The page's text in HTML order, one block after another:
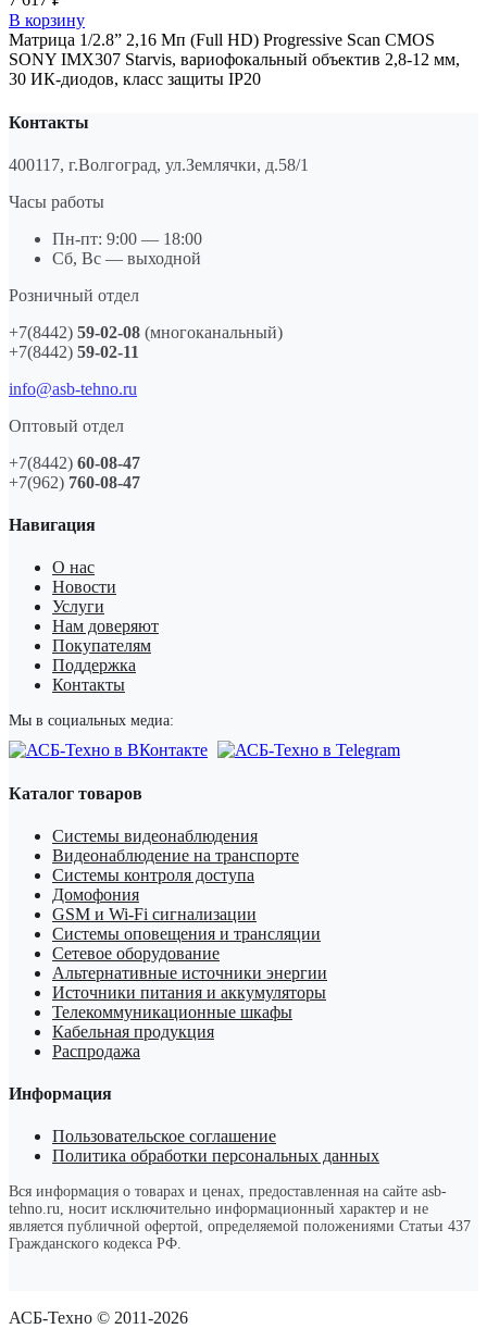
В корзину
Матрица 1/2.8” 2,16 Мп (Full HD) Progressive Scan CMOS
SONY IMX307 Starvis, вариофокальный объектив 2,8-12 мм,
30 ИК-диодов, класс защиты IP20
Контакты
400117, г.Волгоград, ул.Землячки, д.58/1
Часы работы
Пн-пт: 9:00 — 18:00
Сб, Вс — выходной
Розничный отдел
+7(8442) 59-02-08 (многоканальный)
+7(8442) 59-02-11
info@asb-tehno.ru
Оптовый отдел
+7(8442) 60-08-47
+7(962) 760-08-47
Навигация
О нас
Новости
Услуги
Нам доверяют
Покупателям
Поддержка
Контакты
Мы в социальных медиа:
Каталог товаров
Системы видеонаблюдения
Видеонаблюдение на транспорте
Системы контроля доступа
Домофония
GSM и Wi-Fi сигнализации
Системы оповещения и трансляции
Сетевое оборудование
Альтернативные источники энергии
Источники питания и аккумуляторы
Телекоммуникационные шкафы
Кабельная продукция
Распродажа
Информация
Пользовательское соглашение
Политика обработки персональных данных
Вся информация о товарах и ценах, предоставленная на сайте asb-
tehno.ru, носит исключительно информационный характер и не
является публичной офертой, определяемой положениями Статьи 437
Гражданского кодекса РФ.
АСБ-Техно © 2011-2026